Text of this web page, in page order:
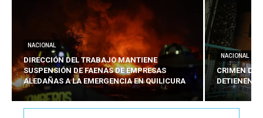
NACIONAL
DIRECCIÓN DEL TRABAJO MANTIENE
SUSPENSIÓN DE FAENAS DE EMPRESAS
ALEDAÑAS A LA EMERGENCIA EN QUILICURA
NACIONAL
CRIMEN DE
DETIENEN